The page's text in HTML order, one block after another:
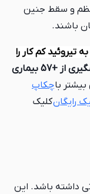
و سقط جنین
باشند.
تیروئید کم کار را
پیشگیری از +57 بیماری
بیشتر باچکاپ
رایگانکلیک
داشته باشد. این